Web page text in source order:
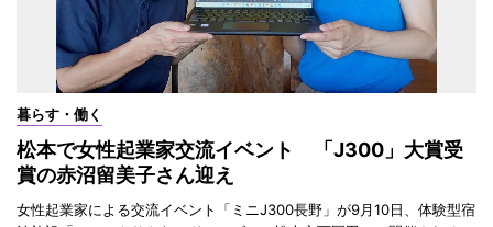
暮らす・働く
松本で女性起業家交流イベント 「J300」大賞受
賞の赤沼留美子さん迎え
女性起業家による交流イベント「ミニJ300長野」が9月10日、体験型宿